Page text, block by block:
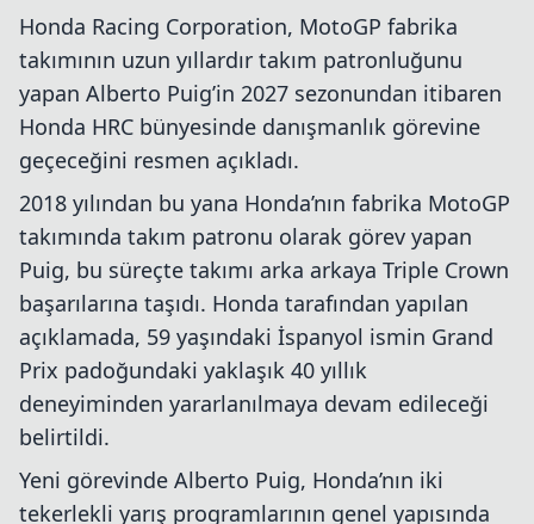
Honda Racing Corporation, MotoGP fabrika
takımının uzun yıllardır takım patronluğunu
yapan Alberto Puig’in 2027 sezonundan itibaren
Honda HRC bünyesinde danışmanlık görevine
geçeceğini resmen açıkladı.
2018 yılından bu yana Honda’nın fabrika MotoGP
takımında takım patronu olarak görev yapan
Puig, bu süreçte takımı arka arkaya Triple Crown
başarılarına taşıdı. Honda tarafından yapılan
açıklamada, 59 yaşındaki İspanyol ismin Grand
Prix padoğundaki yaklaşık 40 yıllık
deneyiminden yararlanılmaya devam edileceği
belirtildi.
Yeni görevinde Alberto Puig, Honda’nın iki
tekerlekli yarış programlarının genel yapısında